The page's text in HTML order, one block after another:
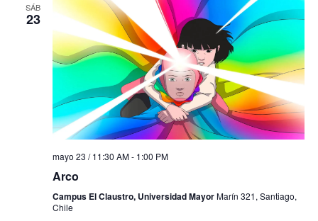
SÁB
23
mayo 23 / 11:30 AM- 1:00 PM
Arco
Campus El Claustro, Universidad MayorMarín 321, Santiago,
Chile